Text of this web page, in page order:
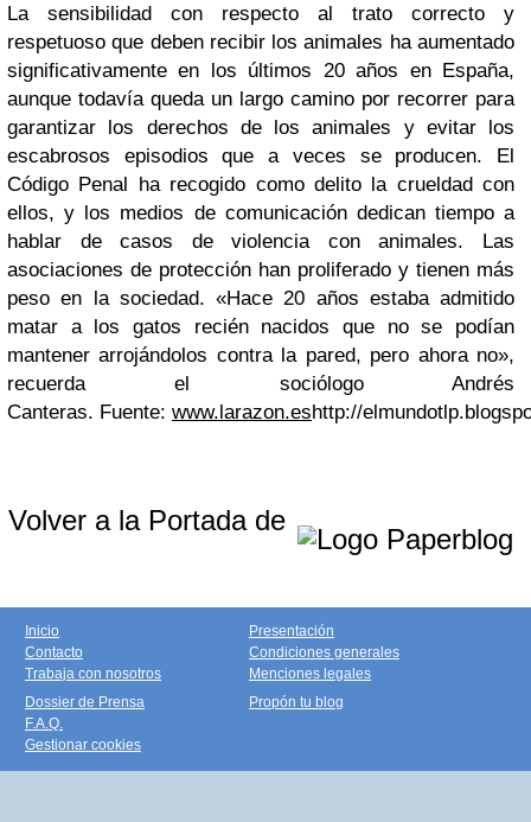
La sensibilidad con respecto al trato correcto y
respetuoso que deben recibir los animales ha aumentado
significativamente en los últimos 20 años en España,
aunque todavía queda un largo camino por recorrer para
garantizar los derechos de los animales y evitar los
escabrosos episodios que a veces se producen. El
Código Penal ha recogido como delito la crueldad con
ellos, y los medios de comunicación dedican tiempo a
hablar de casos de violencia con animales. Las
asociaciones de protección han proliferado y tienen más
peso en la sociedad. «Hace 20 años estaba admitido
matar a los gatos recién nacidos que no se podían
mantener arrojándolos contra la pared, pero ahora no»,
recuerda el sociólogo Andrés
Canteras. Fuente: www.larazon.eshttp://
Volver a la Portada de
Inicio
Contacto
Trabaja con nosotros
Presentación
Condiciones generales
Menciones legales
Dossier de Prensa
F.A.Q.
Gestionar cookies
Propón tu blog